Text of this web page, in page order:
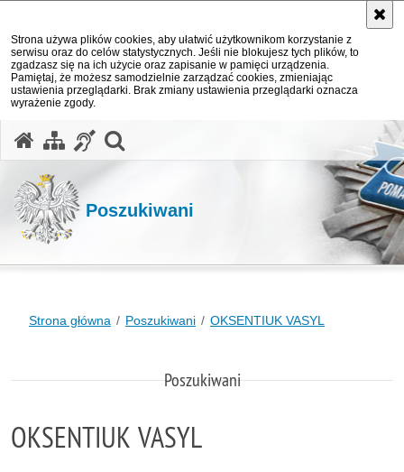
Strona używa plików cookies, aby ułatwić użytkownikom korzystanie z
serwisu oraz do celów statystycznych. Jeśli nie blokujesz tych plików, to
zgadzasz się na ich użycie oraz zapisanie w pamięci urządzenia.
Pamiętaj, że możesz samodzielnie zarządzać cookies, zmieniając
ustawienia przeglądarki. Brak zmiany ustawienia przeglądarki oznacza
wyrażenie zgody.
Poszukiwani
Strona główna Poszukiwani OKSENTIUK VASYL
Poszukiwani
OKSENTIUK VASYL